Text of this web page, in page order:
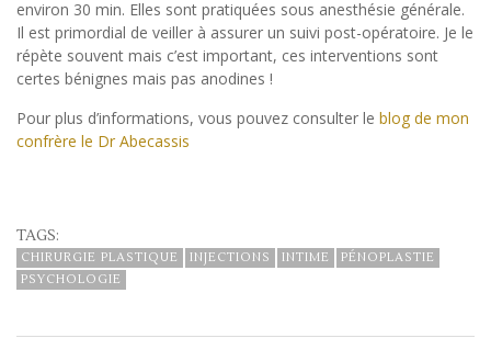
environ 30 min. Elles sont pratiquées sous anesthésie générale.
Il est primordial de veiller à assurer un suivi post-opératoire. Je le
répète souvent mais c’est important, ces interventions sont
certes bénignes mais pas anodines !
Pour plus d’informations, vous pouvez consulter le blog de mon
confrère le Dr Abecassis
TAGS:
CHIRURGIE PLASTIQUE INJECTIONS INTIME
PÉNOPLASTIE
PSYCHOLOGIE